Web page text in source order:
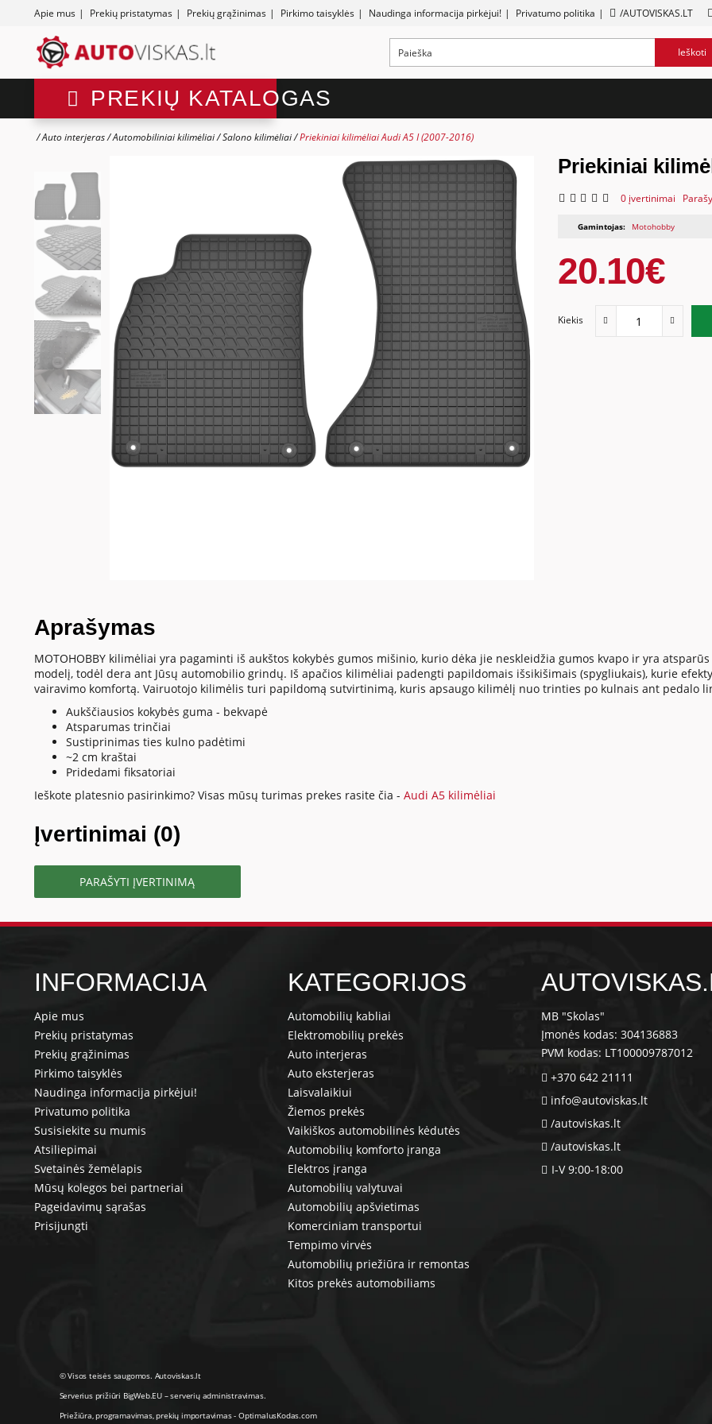
Apie mus | Prekių pristatymas | Prekių grąžinimas | Pirkimo taisyklės | Naudinga informacija pirkėjui! | Privatumo politika | /AUTOVISKAS.LT
Ieškoti
PREKIŲ KATALOGAS
Auto interjeras Automobiliniai kilimėliai Salono kilimėliai Priekiniai kilimėliai Audi A5 I (2007-2016)
Priekiniai
0 įvertinimai
Gamintojas: Motohobby
20.10€
Kiekis
Aprašymas
MOTOHOBBY kilimėliai yra pagaminti iš aukštos kokybės gumos mišinio, kurio dėka jie neskleidžia gumos kvapo ir yra
modelį, todėl dera ant Jūsų automobilio grindų. Iš apačios kilimėliai padengti papildomais išsikišimais (spygliukais), kurie
vairavimo komfortą. Vairuotojo kilimėlis turi papildomą sutvirtinimą, kuris apsaugo kilimėlį nuo trinties po kulnais ant pedalo
Aukščiausios kokybės guma - bekvapė
Atsparumas trinčiai
Sustiprinimas ties kulno padėtimi
~2 cm kraštai
Pridedami fiksatoriai
Ieškote platesnio pasirinkimo? Visas mūsų turimas prekes rasite čia - Audi A5 kilimėliai
Įvertinimai (0)
PARAŠYTI ĮVERTINIMĄ
INFORMACIJA
Apie mus
Prekių pristatymas
Prekių grąžinimas
Pirkimo taisyklės
Naudinga informacija pirkėjui!
Privatumo politika
Susisiekite su mumis
Atsiliepimai
Svetainės žemėlapis
Mūsų kolegos bei partneriai
Pageidavimų sąrašas
Prisijungti
KATEGORIJOS
Automobilių kabliai
Elektromobilių prekės
Auto interjeras
Auto eksterjeras
Laisvalaikiui
Žiemos prekės
Vaikiškos automobilinės kėdutės
Automobilių komforto įranga
Elektros įranga
Automobilių valytuvai
Automobilių apšvietimas
Komerciniam transportui
Tempimo virvės
Automobilių priežiūra ir remontas
Kitos prekės automobiliams
MB "Skolas"
Įmonės kodas: 304136883
PVM kodas: LT100009787012
+370 642 21111
info@autoviskas.lt
/autoviskas.lt
/autoviskas.lt
I-V 9:00-18:00
© Visos teisės saugomos. Autoviskas.lt
Serverius prižiūri BigWeb.EU–serverių administravimas.
Priežiūra, programavimas,prekių importavimas- OptimalusKodas.com